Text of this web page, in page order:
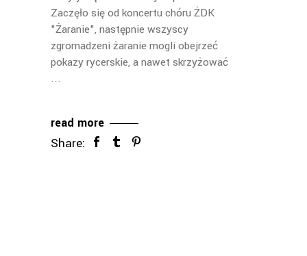
Zaczęło się od koncertu chóru ŻDK
"Żaranie", następnie wszyscy
zgromadzeni żaranie mogli obejrzeć
pokazy rycerskie, a nawet skrzyżować
read more
Share: